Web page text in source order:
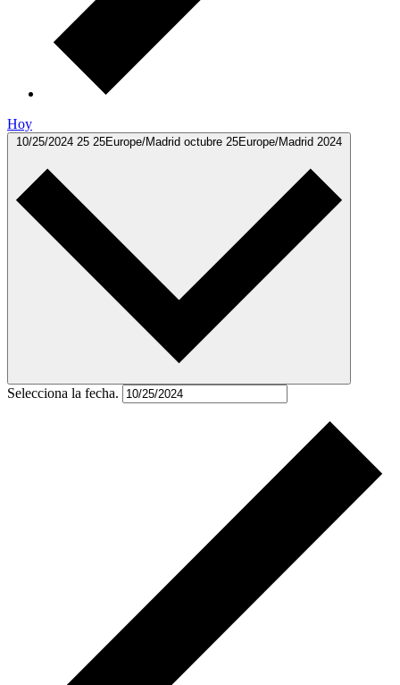
Hoy
10/25/2024 25 25Europe/Madrid octubre 25Europe/Madrid 2024
Selecciona la fecha.